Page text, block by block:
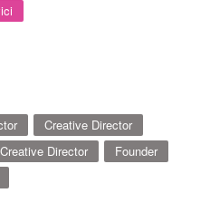
Creative Director
Director
Founder